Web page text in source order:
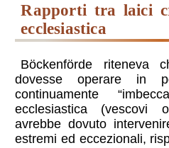
rapporti tra laici credenti e gerarchia
ecclesiastica
Böckenförde riteneva
dovesse operare in
continuamente
ecclesiastica (vescovi
avrebbe dovuto
estremi ed eccezionali,